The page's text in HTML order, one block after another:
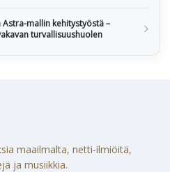
mallin kehitystyöstä –
turvallisuushuolen
maailmalta, netti-ilmiöitä,
ja musiikkia.